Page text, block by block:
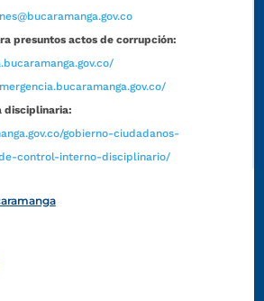
presuntos actos de corrupción:
disciplinaria:
gobierno-ciudadanos-
control-interno-disciplinario/